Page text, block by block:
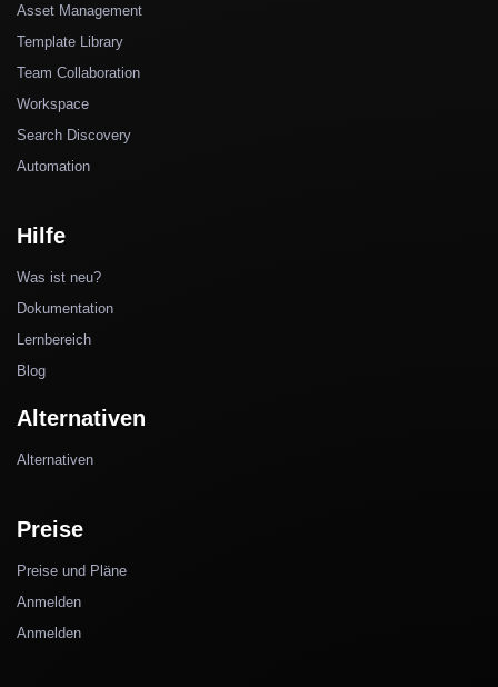
Asset Management
Template Library
Team Collaboration
Workspace
Search Discovery
Automation
Hilfe
Was ist neu?
Dokumentation
Lernbereich
Blog
Alternativen
Alternativen
Preise
Preise und Pläne
Anmelden
Anmelden